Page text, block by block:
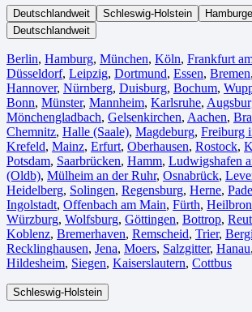
Deutschlandweit Schleswig-Holstein
Deutschlandweit
Berlin⁠, Hamburg, München, Köln⁠, Frankfurt
Düsseldorf, Leipzig, Dortmund, Essen, Bremen,
Hannover, Nürnberg, Duisburg⁠, Bochum,
Bonn⁠, Münster⁠, Mannheim, Karlsruhe,
Mönchengladbach⁠, Gelsenkirchen⁠, Aachen⁠,
Chemnitz⁠, Halle (Saale)⁠, Magdeburg, Freiburg
Krefeld⁠, Mainz⁠, Erfurt, Oberhausen⁠, Rostock⁠,
Potsdam, Saarbrücken⁠, Hamm, Ludwigshafen
(Oldb), Mülheim an der Ruhr, Osnabrück⁠,
Heidelberg, Solingen, Regensburg, Herne⁠,
Ingolstadt, Offenbach am Main, Fürth⁠,
Würzburg, Wolfsburg⁠, Göttingen, Bottrop,
Koblenz, Bremerhaven⁠, Remscheid, Trier⁠,
Recklinghausen, Jena⁠, Moers⁠, Salzgitter⁠, Hanau,
Hildesheim⁠, Siegen⁠, Kaiserslautern⁠, Cottbus⁠
Schleswig-Holstein